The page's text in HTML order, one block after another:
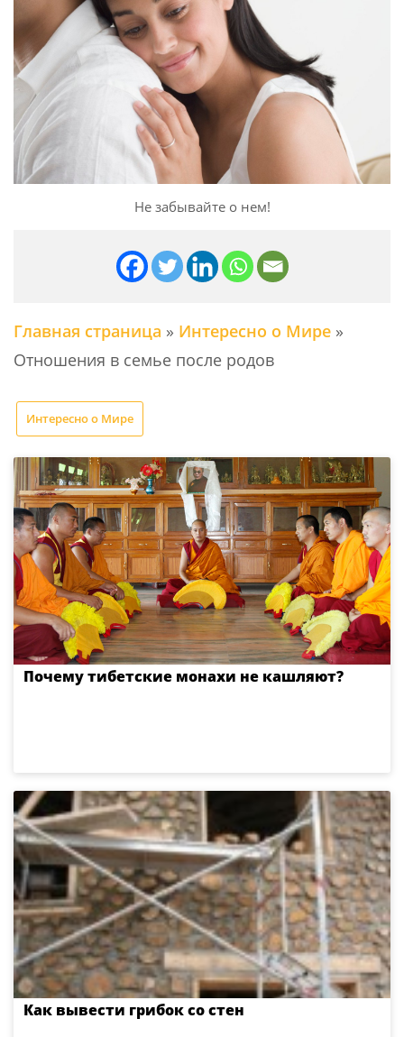
Не забывайте о нем!
Главная страница » Интересно о Мире »
Отношения в семье после родов
Интересно о Мире
Почему тибетские монахи не кашляют?
Как вывести грибок со стен